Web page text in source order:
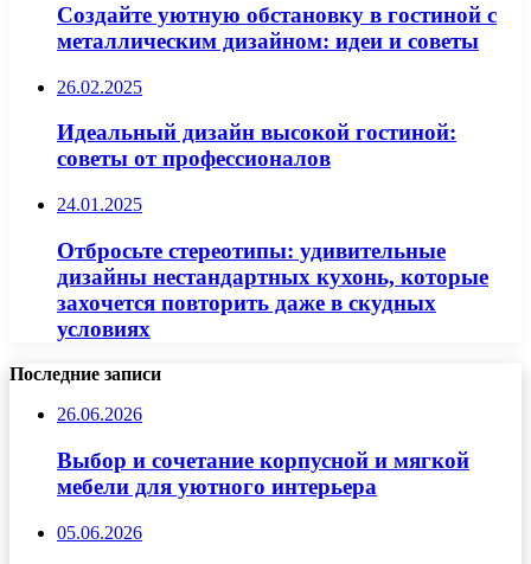
Создайте уютную обстановку в гостиной с
металлическим дизайном: идеи и советы
26.02.2025
Идеальный дизайн высокой гостиной:
советы от профессионалов
24.01.2025
Отбросьте стереотипы: удивительные
дизайны нестандартных кухонь, которые
захочется повторить даже в скудных
условиях
Последние записи
26.06.2026
Выбор и сочетание корпусной и мягкой
мебели для уютного интерьера
05.06.2026